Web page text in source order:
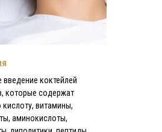
введение коктейлей
которые содержат
кислоту, витамины,
аминокислоты,